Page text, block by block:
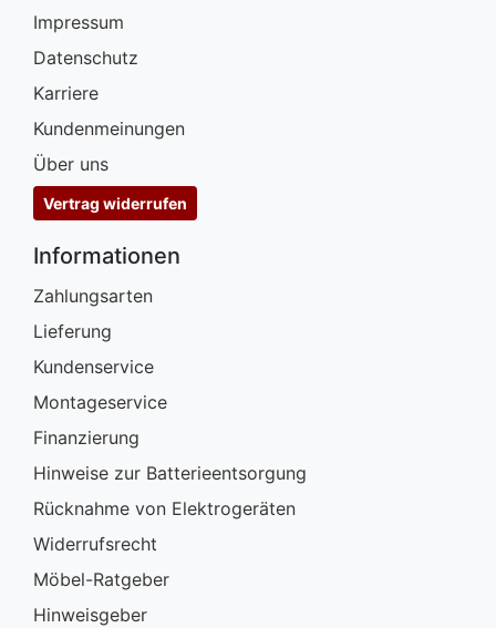
Impressum
Datenschutz
Karriere
Kundenmeinungen
Über uns
Vertrag widerrufen
Informationen
Zahlungsarten
Lieferung
Kundenservice
Montageservice
Finanzierung
Hinweise zur Batterieentsorgung
Rücknahme von Elektrogeräten
Widerrufsrecht
Möbel-Ratgeber
Hinweisgeber